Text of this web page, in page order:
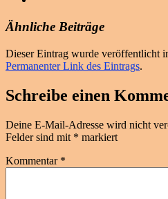
Ähnliche Beiträge
Dieser Eintrag wurde veröffentlicht
Permanenter Link des Eintrags.
Schreibe einen
Deine E-Mail-Adresse wird nicht
Felder sind mit * markiert
Kommentar *